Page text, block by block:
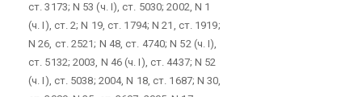
ст. 3173; N 53 (ч. I), ст. 5030; 2002, N 1
(ч. I), ст. 2; N 19, ст. 1794; N 21, ст. 1919;
N 26, ст. 2521; N 48, ст. 4740; N 52 (ч. I),
ст. 5132; 2003, N 46 (ч. I), ст. 4437; N 52
(ч. I), ст. 5038; 2004, N 18, ст. 1687; N 30,